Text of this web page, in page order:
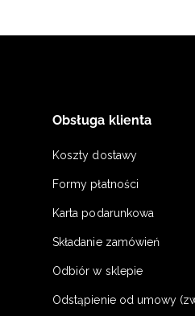
Obsługa klienta
Koszty dostawy
Formy płatności
Karta podarunkowa
Składanie zamówień
Odbiór w sklepie
Odstąpienie od umowy